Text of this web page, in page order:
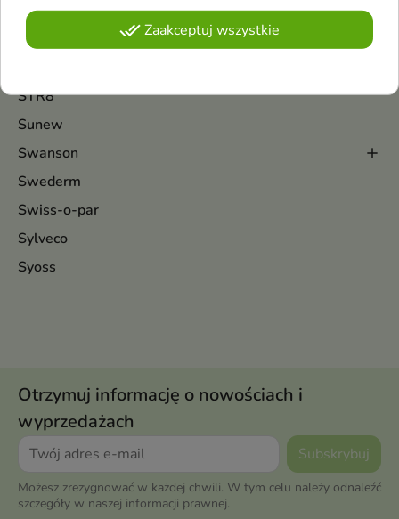
Stars from The Stars
Stars from The Stars Makijaż
STR8
Sunew
Swanson
Swederm
Swiss-o-par
Sylveco
Syoss
Otrzymuj informację o nowościach i
wyprzedażach
Możesz zrezygnować w każdej chwili. W tym celu należy odnaleźć
szczegóły w naszej informacji prawnej.
done_allZaakceptuj wszystkie